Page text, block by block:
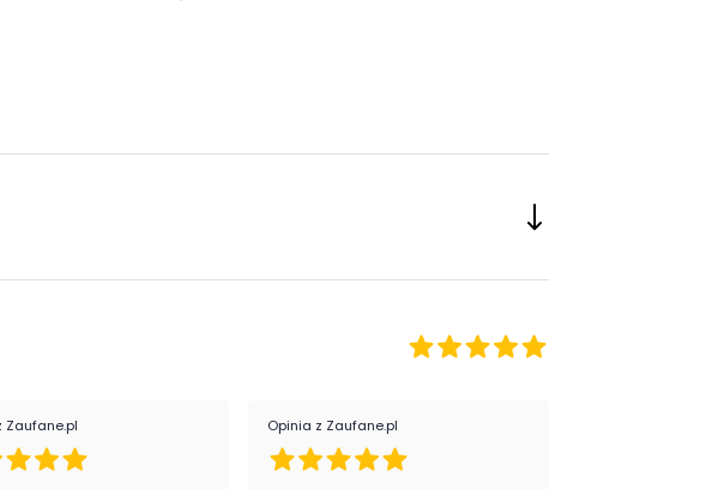
Zaufane.pl Opinia z Zaufane.pl